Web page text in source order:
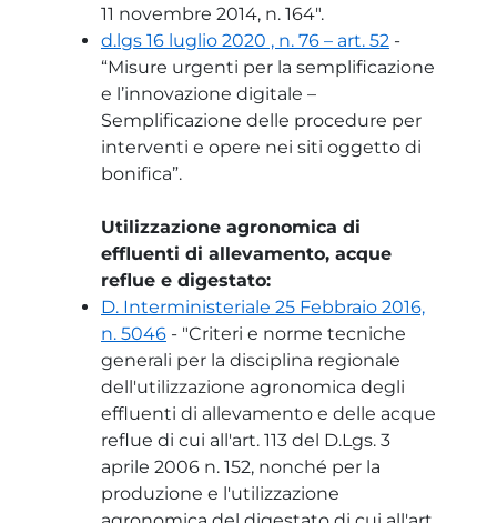
11 novembre 2014, n. 164".
d.lgs 16 luglio 2020 , n. 76 – art. 52 -
“Misure urgenti per la semplificazione
e l’innovazione digitale –
Semplificazione delle procedure per
interventi e opere nei siti oggetto di
bonifica”.
Utilizzazione agronomica di
effluenti di allevamento, acque
reflue e digestato:
D. Interministeriale 25 Febbraio 2016,
n. 5046 - "Criteri e norme tecniche
generali per la disciplina regionale
dell'utilizzazione agronomica degli
effluenti di allevamento e delle acque
reflue di cui all'art. 113 del D.Lgs. 3
aprile 2006 n. 152, nonché per la
produzione e l'utilizzazione